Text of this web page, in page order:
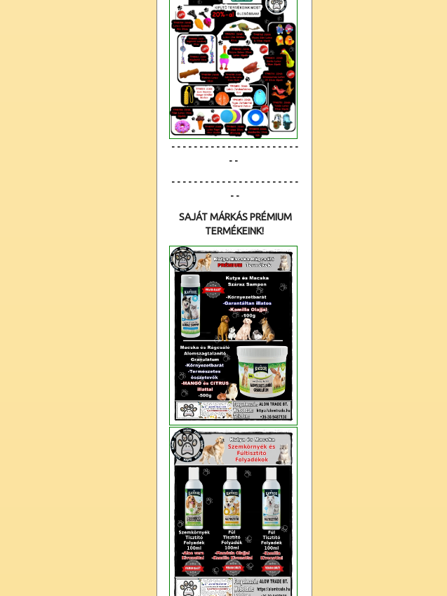
- - - - - - - - - - - - - - - - - - - - - - -
- -
- - - - - - - - - - - - - - - - - - - - - - -
- -
SAJÁT MÁRKÁS PRÉMIUM
TERMÉKEINK!